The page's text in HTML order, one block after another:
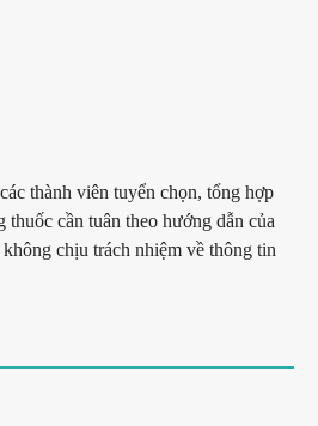
thành viên tuyển chọn, tổng hợp
thuốc cần tuân theo hướng dẫn của
chịu trách nhiệm về thông tin